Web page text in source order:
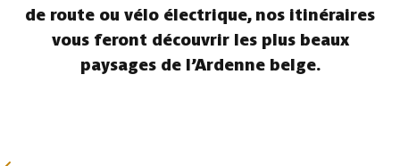
de route ou vélo électrique, nos itinéraires
vous feront découvrir les plus beaux
paysages de l’Ardenne belge.